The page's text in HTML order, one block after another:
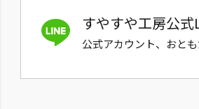
すやすや工房公式
公式アカウント、おとも